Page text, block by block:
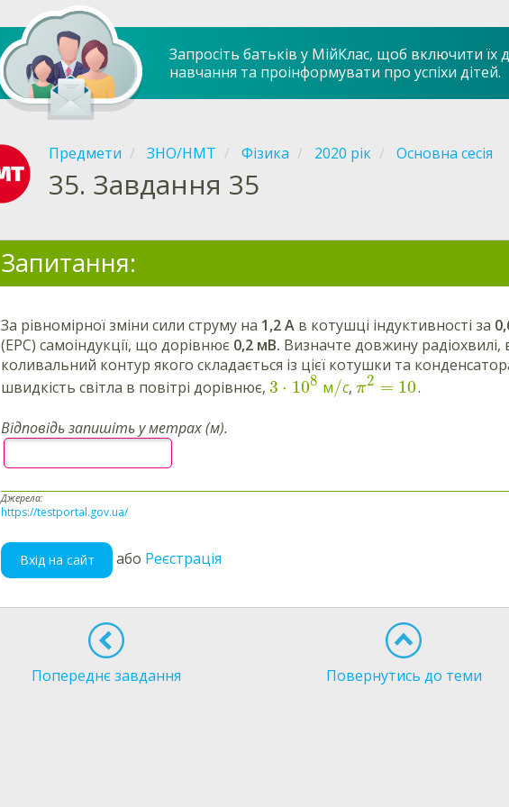
Запросіть батьків у МійКлас, щоб включити їх
навчання та проінформувати про успіхи дітей.
Предмети ЗНО/НМТ Фізика 2020 рік Основна сесія
35. Завдання 35
Запитання:
За рівномірної зміни сили струму на 1,2 А в котушці індуктивності за
(ЕРС) самоіндукції, що дорівнює 0,2 мВ. Визначте довжину
коливальний контур якого складається із цієї котушки та
швидкість світла в повітрі дорівнює, 3 ⋅ 108 м/с, π2 = 10.
Відповідь запишіть у метрах (м).
Джерела:
https://testportal.gov.ua/
Вхід на сайт або Реєстрація
Попереднє завдання Повернутись до теми